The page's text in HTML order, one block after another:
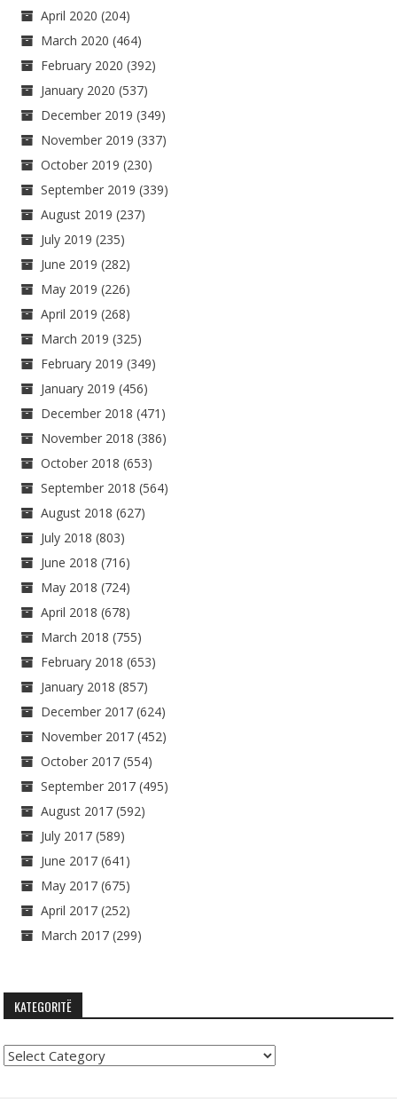
April 2020 (204)
March 2020 (464)
February 2020 (392)
January 2020 (537)
December 2019 (349)
November 2019 (337)
October 2019 (230)
September 2019 (339)
August 2019 (237)
July 2019 (235)
June 2019 (282)
May 2019 (226)
April 2019 (268)
March 2019 (325)
February 2019 (349)
January 2019 (456)
December 2018 (471)
November 2018 (386)
October 2018 (653)
September 2018 (564)
August 2018 (627)
July 2018 (803)
June 2018 (716)
May 2018 (724)
April 2018 (678)
March 2018 (755)
February 2018 (653)
January 2018 (857)
December 2017 (624)
November 2017 (452)
October 2017 (554)
September 2017 (495)
August 2017 (592)
July 2017 (589)
June 2017 (641)
May 2017 (675)
April 2017 (252)
March 2017 (299)
KATEGORITË
Kategoritë